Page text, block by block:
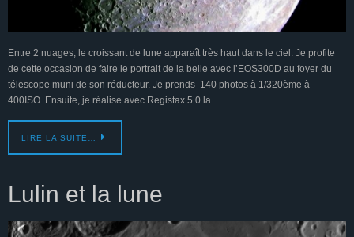
Entre 2 nuages, le croissant de lune apparaît très haut dans le ciel. Je profite
de cette occasion de faire le portrait de la belle avec l’EOS300D au foyer du
télescope muni de son réducteur. Je prends 140 photos à 1/320ème à
400ISO. Ensuite, je réalise avec Registax 5.0 la…
LIRE LA SUITE…
Lulin et la lune